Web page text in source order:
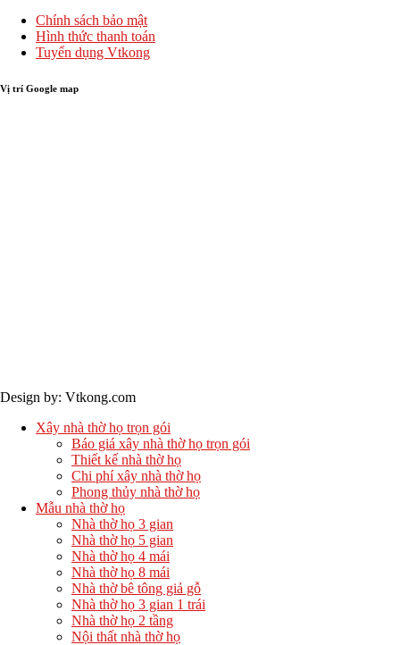
Chính sách bảo mật
Hình thức thanh toán
Tuyển dụng Vtkong
Vị trí Google map
Design by: Vtkong.com
Xây nhà thờ họ trọn gói
Báo giá xây nhà thờ họ trọn gói
Thiết kế nhà thờ họ
Chi phí xây nhà thờ họ
Phong thủy nhà thờ họ
Mẫu nhà thờ họ
Nhà thờ họ 3 gian
Nhà thờ họ 5 gian
Nhà thờ họ 4 mái
Nhà thờ họ 8 mái
Nhà thờ bê tông giả gỗ
Nhà thờ họ 3 gian 1 trái
Nhà thờ họ 2 tầng
Nội thất nhà thờ họ